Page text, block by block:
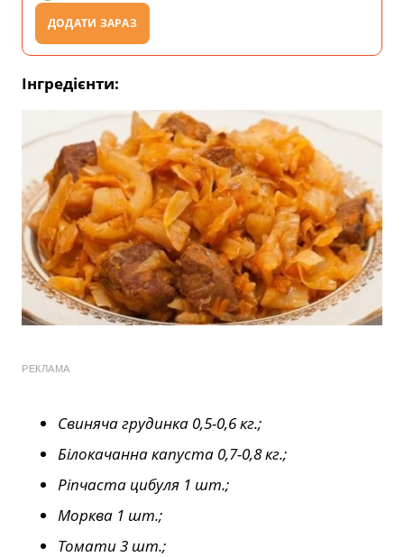
ДОДАТИ ЗАРАЗ
Інгредієнти:
РЕКЛАМА
Свиняча грудинка 0,5-0,6 кг.;
Білокачанна капуста 0,7-0,8 кг.;
Ріпчаста цибуля 1 шт.;
Морква 1 шт.;
Томати 3 шт.;